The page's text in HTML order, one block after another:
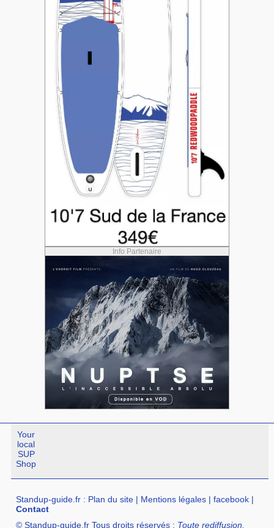
Info Partenaire
Your
local
SUP
Shop
Standup-guide.fr : Plan du site | Mentions légales |facebook |
Contact
© Standup-guide.fr Tous droits réservés : Toute rediffusion,